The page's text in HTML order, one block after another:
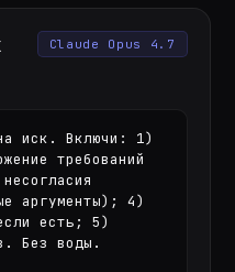
Claude Opus 4.7
иск. Включи: 1)
требований
аргументы); 4)
есть; 5)
Без воды.